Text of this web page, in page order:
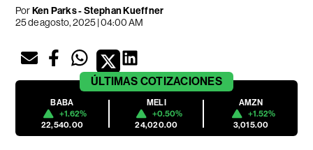
PorKen Parks - Stephan Kueffner
25 de agosto, 2025 | 04:00 AM
ÚLTIMAS COTIZACIONES
BABA
+1.62%
22,540.00
MELI
+0.50%
24,020.00
AMZN
+1.52%
3,015.00